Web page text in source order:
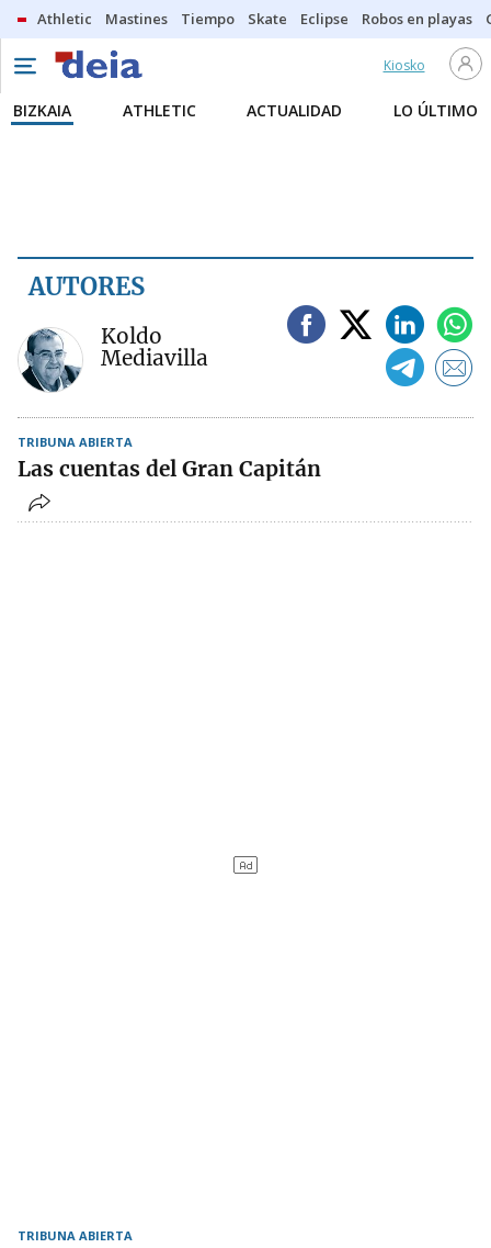
Athletic Mastines Tiempo Skate Eclipse Robos en playas
Kiosko
BIZKAIA ATHLETIC ACTUALIDAD LO ÚLTIMO
AUTORES
Koldo
Mediavilla
TRIBUNA ABIERTA
Las cuentas del Gran Capitán
TRIBUNA ABIERTA